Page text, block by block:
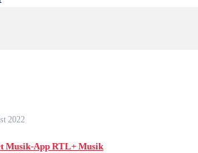
2022
Musik-App RTL+ Musik